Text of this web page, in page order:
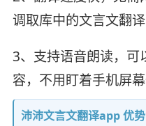
调取库中的文言文翻译
3、支持语音朗读，可
容，不用盯着手机屏幕
沛沛文言文翻译app 优势